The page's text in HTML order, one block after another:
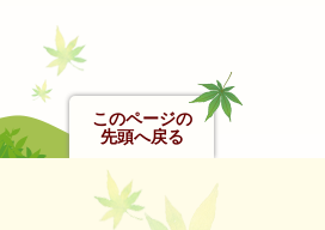
このページの
先頭へ戻る